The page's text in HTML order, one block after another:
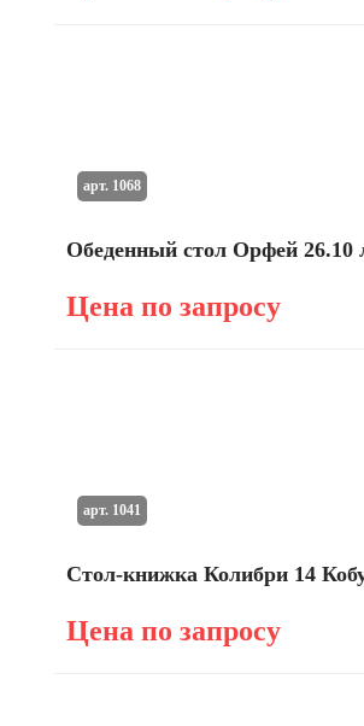
Обеденный стол Орфей 26.10
Цена по запросу
арт. 1068
Стол-книжка Колибри 14
Цена по запросу
арт. 1041